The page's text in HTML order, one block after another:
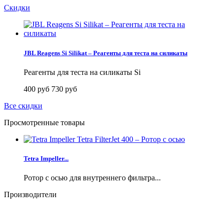
Скидки
JBL Reagens Si Silikat – Реагенты для теста на силикаты
Реагенты для теста на силикаты Si
400 руб 730 руб
Все скидки
Просмотренные товары
Tetra Impeller...
Ротор с осью для внутреннего фильтра...
Производители